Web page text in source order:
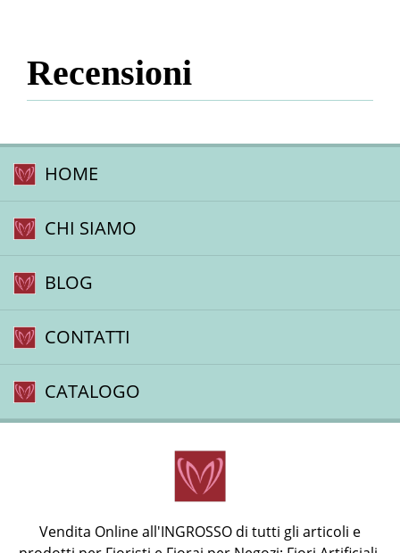
Recensioni
HOME
CHI SIAMO
BLOG
CONTATTI
CATALOGO
Vendita Online all'INGROSSO di tutti gli articoli e